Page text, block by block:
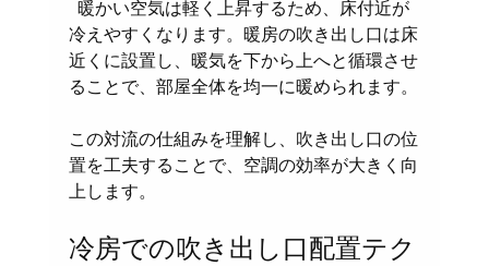
冷えやすくなります。暖房の吹き出し口は床
近くに設置し、暖気を下から上へと循環させ
ることで、部屋全体を均一に暖められます。
この対流の仕組みを理解し、吹き出し口の位
置を工夫することで、空調の効率が大きく向
上します。
冷房での吹き出し口配置テク